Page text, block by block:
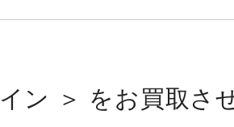
ン ＞ をお買取さ